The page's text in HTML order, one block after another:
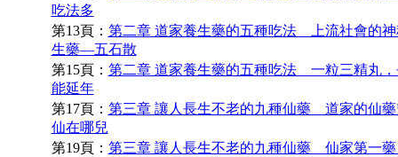
吃法多
第13頁： 第二章 道家養生藥的五種吃法 上流社會的神
生藥—五石散
第15頁： 第二章 道家養生藥的五種吃法 一粒三精丸，
能延年
第17頁： 第三章 讓人長生不老的九種仙藥 道家的仙藥
仙在哪兒
第19頁： 第三章 讓人長生不老的九種仙藥 仙家第一藥